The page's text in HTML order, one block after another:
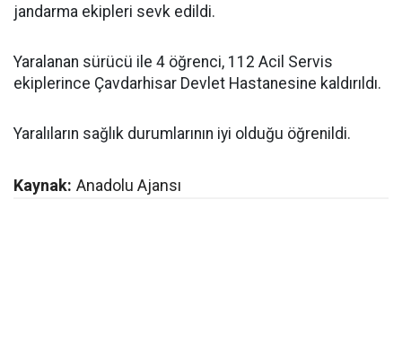
jandarma ekipleri sevk edildi.
Yaralanan sürücü ile 4 öğrenci, 112 Acil Servis
ekiplerince Çavdarhisar Devlet Hastanesine kaldırıldı.
Yaralıların sağlık durumlarının iyi olduğu öğrenildi.
Kaynak: Anadolu Ajansı